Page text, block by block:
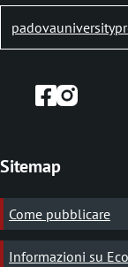
Sitemap
Come pubblicare
Informazioni su